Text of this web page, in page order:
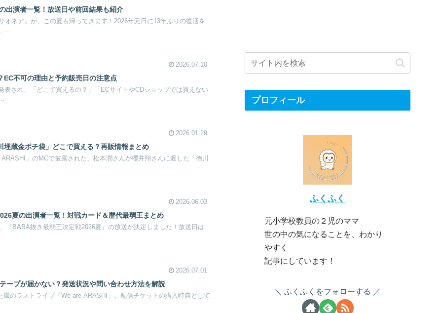
出演者一覧！放送日や前回結果も紹介
オネア』が、この夏も帰ってきます！2026年元日に13年ぶりの復活を
...
2026.07.10
EC不可の理由と予約販売日の注意点
表され、「どこで買えるの？」「ECサイトやCDショップでは買えない
2026.01.29
埋蔵金ポチ袋」どこで買える？再販情報まとめ
」のMCで披露された、松本潤さんが櫻井翔さんに渡した「徳川
2026.06.03
夏の出演者一覧！対戦カード＆歴代最弱王まとめ
『BABA抜き最弱王決定戦2026夏』の放送が決定しました！放送日は
2026.07.01
ープが届かない？発送状況や問い合わせ方法を解説
嵐のラストライブ「We are ARASHI」。配信チケットの購入特典として
プロフィール
ふくふく
元小学校教員の２児のママ
世の中の気になることを、わかり
やすく
記事にしています！
ふくふくをフォローする